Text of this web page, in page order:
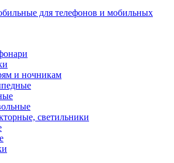
для телефонов и мобильных
и ночникам
светильники